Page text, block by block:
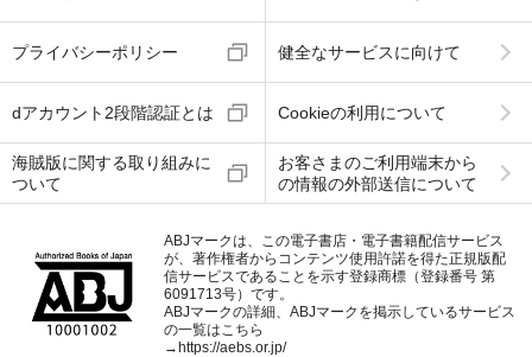
プライバシーポリシー 健全なサービスに向けて
dアカウント2段階認証とは Cookieの利用について
海賊版に関する取り組みに
ついて
お客さまのご利用端末から
の情報の外部送信について
ABJマークは、この電子書店・電子書籍配信サービス
が、著作権者からコンテンツ使用許諾を得た正規版配
信サービスであることを示す登録商標（登録番号 第
6091713号）です。
ABJマークの詳細、ABJマークを掲示しているサービス
の一覧はこちら
→https://aebs.or.jp/